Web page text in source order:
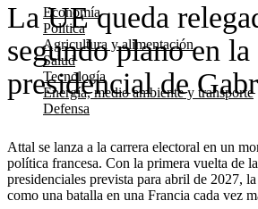
Economía
Política
Agricultura y alimentación
Salud
Tecnología
Energía, medio ambiente y transporte
Defensa
La UE queda
segundo plano en la
presidencial de
Attal se lanza a la carrera electoral en un
política francesa. Con la primera vuelta de
presidenciales prevista para abril de 2027,
como una batalla en una Francia cada vez